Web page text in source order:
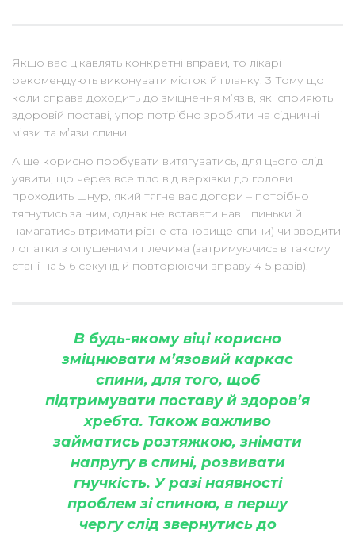
Якщо вас цікавлять конкретні вправи, то лікарі
рекомендують виконувати місток й планку. 3 Тому що
коли справа доходить до зміцнення м’язів, які сприяють
здоровій поставі, упор потрібно зробити на сідничні
м’язи та м’язи спини.
А ще корисно пробувати витягуватись, для цього слід
уявити, що через все тіло від верхівки до голови
проходить шнур, який тягне вас догори – потрібно
тягнутись за ним, однак не вставати навшпиньки й
намагатись втримати рівне становище спини) чи зводити
лопатки з опущеними плечима (затримуючись в такому
стані на 5-6 секунд й повторюючи вправу 4-5 разів).
В будь-якому віці корисно
зміцнювати м’язовий каркас
спини, для того, щоб
підтримувати поставу й здоров’я
хребта. Також важливо
займатись розтяжкою, знімати
напругу в спині, розвивати
гнучкість. У разі наявності
проблем зі спиною, в першу
чергу слід звернутись до